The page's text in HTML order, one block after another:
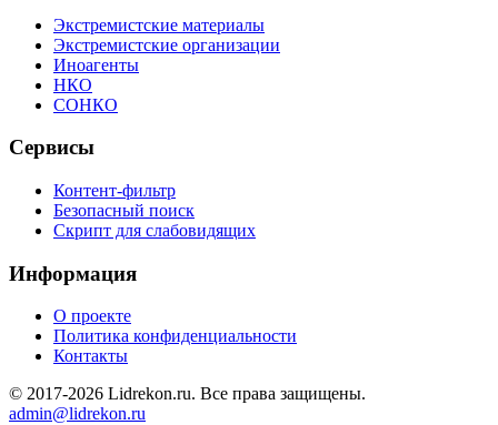
Экстремистские материалы
Экстремистские организации
Иноагенты
НКО
СОНКО
Сервисы
Контент-фильтр
Безопасный поиск
Скрипт для слабовидящих
Информация
О проекте
Политика конфиденциальности
Контакты
© 2017-2026 Lidrekon.ru. Все права защищены.
admin@lidrekon.ru